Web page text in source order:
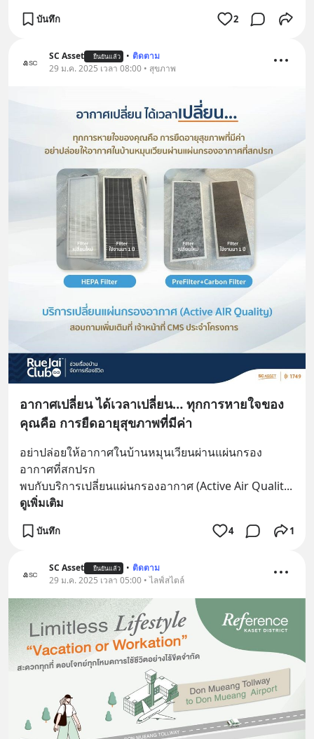
บันทึก 2
SC Asset ยืนยันแล้ว • ติดตาม
29 ม.ค. 2025 เวลา 08:00 • สุขภาพ
อากาศเปลี่ยน ได้เวลาเปลี่ยน… ทุกการหายใจของ
คุณคือ การยืดอายุสุขภาพที่มีค่า
อย่าปล่อยให้อากาศในบ้านหมุนเวียนผ่านแผ่นกรอง
อากาศที่สกปรก
พบกับบริการเปลี่ยนแผ่นกรองอากาศ (Active Air Qualit
ดูเพิ่มเติม
บันทึก 4 1
SC Asset ยืนยันแล้ว • ติดตาม
29 ม.ค. 2025 เวลา 05:00 • ไลฟ์สไตล์